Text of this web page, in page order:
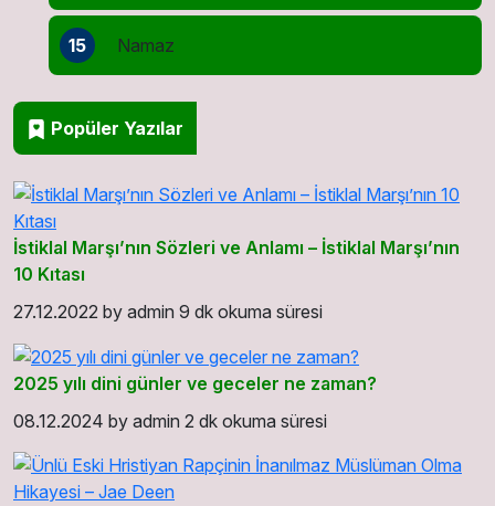
15 Namaz
Popüler Yazılar
İstiklal Marşı’nın Sözleri ve Anlamı – İstiklal Marşı’nın
10 Kıtası
27.12.2022 by admin 9 dk okuma süresi
2025 yılı dini günler ve geceler ne zaman?
08.12.2024 by admin 2 dk okuma süresi